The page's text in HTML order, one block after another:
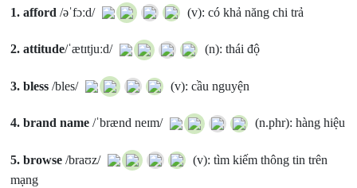
1.afford /əˈfɔːd/ (v): có khả năng chi trả
2.attitude/ˈætɪtjuːd/ (n): thái độ
3.bless /bles/ (v): cầu nguyện
4.brand name /ˈbrænd neɪm/ (n.phr): hàng hiệu
5.browse /braʊz/
(v): tìm kiếm thông tin trên
mạng